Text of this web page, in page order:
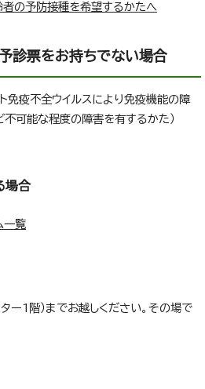
者の予防接種を希望するかたへ
診票をお持ちでない場合
免疫不全ウイルスにより免疫機能の障
可能な程度の障害を有するかた）
場合
一覧
ー1階）までお越しください。その場で